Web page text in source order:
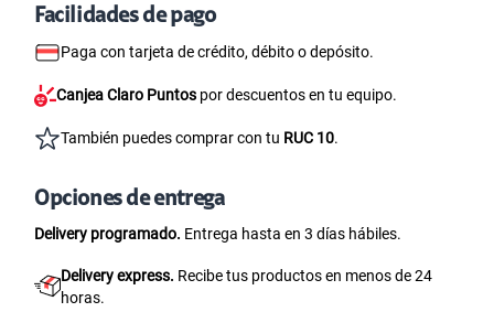
Facilidades de pago
Paga con tarjeta de crédito, débito o depósito.
Canjea Claro Puntos por descuentos en tu equipo.
También puedes comprar con tu RUC 10.
Opciones de entrega
Delivery programado. Entrega hasta en 3 días hábiles.
Delivery express. Recibe tus productos en menos de 24
horas.